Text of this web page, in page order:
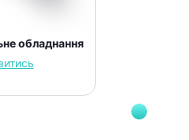
обладнання